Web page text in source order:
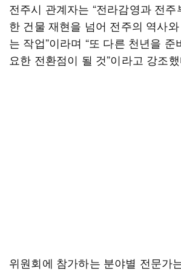
전주시 관계자는 “전라감영과 전
한 건물 재현을 넘어 전주의 역사
는 작업”이라며 “또 다른 천년을
요한 전환점이 될 것”이라고 강조
위원회에 참가하는 분야별 전문가